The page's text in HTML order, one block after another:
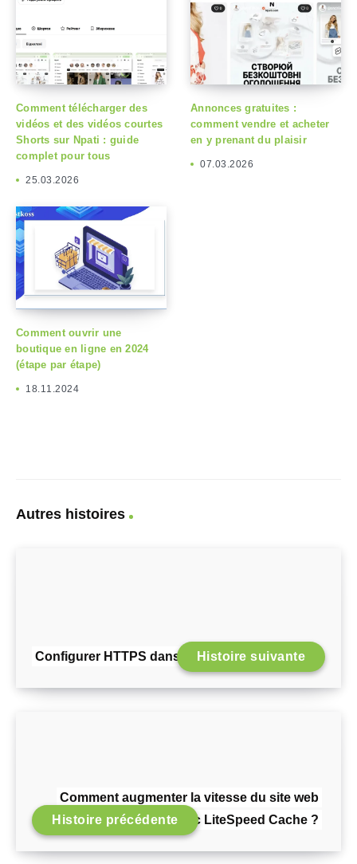
Comment télécharger des
vidéos et des vidéos courtes
Shorts sur Npati : guide
complet pour tous
25.03.2026
Annonces gratuites :
comment vendre et acheter
en y prenant du plaisir
07.03.2026
Comment ouvrir une
boutique en ligne en 2024
(étape par étape)
18.11.2024
Autres histoires
Configurer HTTPS dans OpenCartHistoire suivante
Comment augmenter la vitesse du site web
avec LiteSpeed Cache ?
Histoire précédente